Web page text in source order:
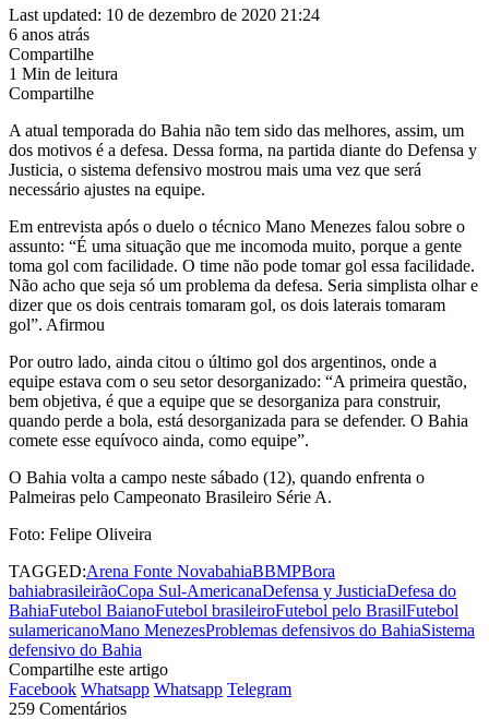
Last updated: 10 de dezembro de 2020 21:24
6 anos atrás
Compartilhe
1 Min de leitura
Compartilhe
A atual temporada do Bahia não tem sido das melhores, assim, um
dos motivos é a defesa. Dessa forma, na partida diante do Defensa y
Justicia, o sistema defensivo mostrou mais uma vez que será
necessário ajustes na equipe.
Em entrevista após o duelo o técnico Mano Menezes falou sobre o
assunto: “É uma situação que me incomoda muito, porque a gente
toma gol com facilidade. O time não pode tomar gol essa facilidade.
Não acho que seja só um problema da defesa. Seria simplista olhar e
dizer que os dois centrais tomaram gol, os dois laterais tomaram
gol”. Afirmou
Por outro lado, ainda citou o último gol dos argentinos, onde a
equipe estava com o seu setor desorganizado: “A primeira questão,
bem objetiva, é que a equipe que se desorganiza para construir,
quando perde a bola, está desorganizada para se defender. O Bahia
comete esse equívoco ainda, como equipe”.
O Bahia volta a campo neste sábado (12), quando enfrenta o
Palmeiras pelo Campeonato Brasileiro Série A.
Foto: Felipe Oliveira
TAGGED:Arena Fonte NovabahiaBBMPBora
bahiabrasileirãoCopa Sul-AmericanaDefensa y JusticiaDefesa do
BahiaFutebol BaianoFutebol brasileiroFutebol pelo BrasilFutebol
sulamericanoMano MenezesProblemas defensivos do BahiaSistema
defensivo do Bahia
Compartilhe este artigo
Facebook Whatsapp Whatsapp Telegram
259 Comentários